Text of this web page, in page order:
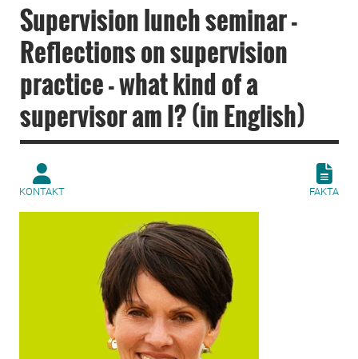
Supervision lunch seminar -
Reflections on supervision
practice - what kind of a
supervisor am I? (in English)
KONTAKT FAKTA